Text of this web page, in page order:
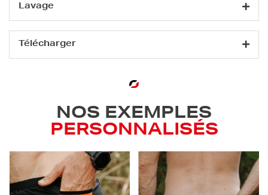
Lavage
Télécharger
NOS EXEMPLES
PERSONNALISÉS